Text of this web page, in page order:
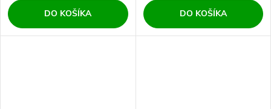
DO KOŠÍKA DO KOŠÍKA